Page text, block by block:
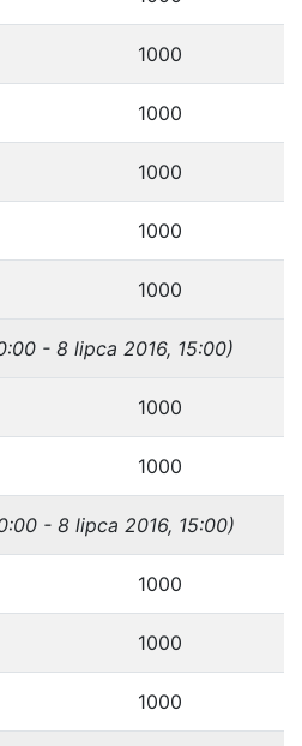
1000
1000
1000
1000
1000
- 8 lipca 2016, 15:00)
1000
1000
- 8 lipca 2016, 15:00)
1000
1000
1000